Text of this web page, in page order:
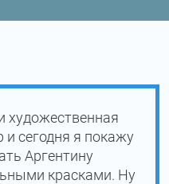
сегодня я покажу
Аргентину
красками. Ну